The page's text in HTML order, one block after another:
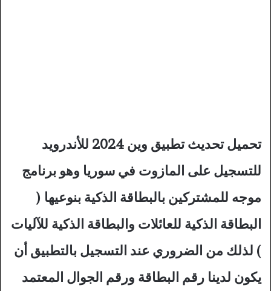
تحميل تحديث تطبيق وين 2024 للأندرويد
للتسجيل على المازوت في سوريا وهو برنامج
موجه للمشتركين بالبطاقة الذكية بنوعيها (
البطاقة الذكية للعائلات والبطاقة الذكية للآليات
) لذلك من الضروري عند التسجيل بالتطبيق أن
يكون لدينا رقم البطاقة ورقم الجوال المعتمد